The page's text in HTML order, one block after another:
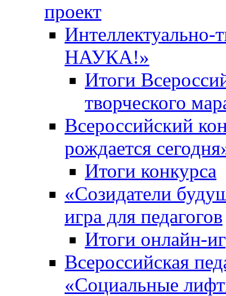
проект
НАУКА!»
Итоги
творческого
Всероссийский
рождается
Итоги конкурса
«Cозидатели
игра для педагогов
Итоги онлайн-
Всероссийская
«Cоциальные